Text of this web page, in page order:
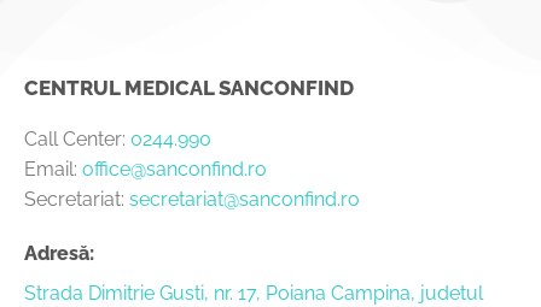
CENTRUL MEDICAL SANCONFIND
Call Center: 0244.990
Email: office@sanconfind.ro
Secretariat: secretariat@sanconfind.ro
Adresă:
Strada Dimitrie Gusti, nr. 17, Poiana Campina, judetul